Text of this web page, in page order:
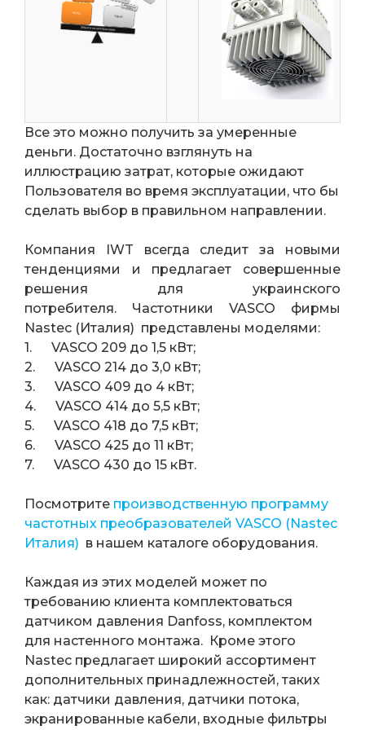
Все это можно получить за умеренные
деньги. Достаточно взглянуть на
иллюстрацию затрат, которые ожидают
Пользователя во время эксплуатации, что бы
сделать выбор в правильном направлении.
Компания IWT всегда следит за новыми
тенденциями и предлагает совершенные
решения для украинского
потребителя. Частотники VASCO фирмы
Nastec (Италия) представлены моделями:
1. VASCO 209 до 1,5 кВт;
2. VASCO 214 до 3,0 кВт;
3. VASCO 409 до 4 кВт;
4. VASCO 414 до 5,5 кВт;
5. VASCO 418 до 7,5 кВт;
6. VASCO 425 до 11 кВт;
7. VASCO 430 до 15 кВт.
Посмотрите производственную программу
частотных преобразователей VASCO (Nastec
Италия) в нашем каталоге оборудования.
Каждая из этих моделей может по
требованию клиента комплектоваться
датчиком давления Danfoss, комплектом
для настенного монтажа. Кроме этого
Nastec предлагает широкий ассортимент
дополнительных принадлежностей, таких
как: датчики давления, датчики потока,
экранированные кабели, входные фильтры